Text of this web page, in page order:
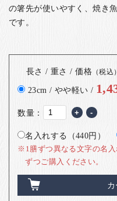
の箸先が使いやすく、焼き
です。
長さ / 重さ / 価格 （税込）
23cm / やや軽い /
数量： + -
名入れする（440円）
※1膳ずつ異なる文字の名
ずつご購入ください。